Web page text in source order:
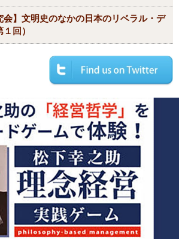
会】文明史のなかの日本のリベラル・デ
回）